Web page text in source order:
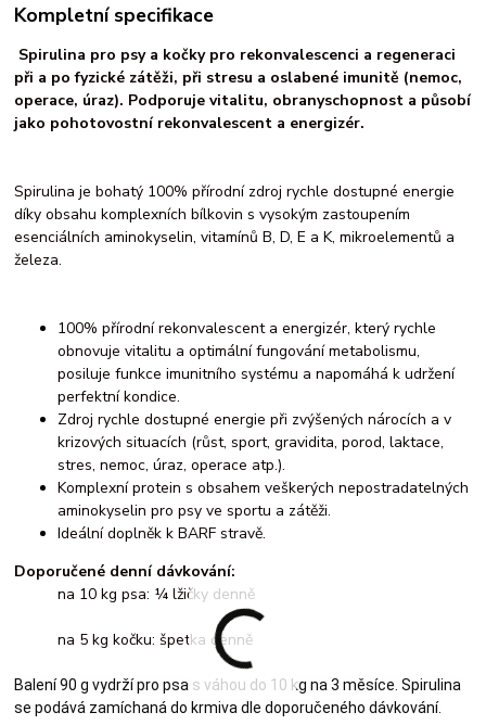
Kompletní specifikace
Spirulina pro psy a kočky pro rekonvalescenci a regeneraci
při a po fyzické zátěži, při stresu a oslabené imunitě (nemoc,
operace, úraz). Podporuje vitalitu, obranyschopnost a působí
jako pohotovostní rekonvalescent a energizér.
Spirulina je bohatý 100% přírodní zdroj rychle dostupné energie
díky obsahu komplexních bílkovin s vysokým zastoupením
esenciálních aminokyselin, vitamínů B, D, E a K, mikroelementů a
železa.
100% přírodní rekonvalescent a energizér, který rychle
obnovuje vitalitu a optimální fungování metabolismu,
posiluje funkce imunitního systému a napomáhá k udržení
perfektní kondice.
Zdroj rychle dostupné energie při zvýšených nárocích a v
krizových situacích (růst, sport, gravidita, porod, laktace,
stres, nemoc, úraz, operace atp.).
Komplexní protein s obsahem veškerých nepostradatelných
aminokyselin pro psy ve sportu a zátěži.
Ideální doplněk k BARF stravě.
Doporučené denní dávkování:
na 10 kg psa: ¼ lžičky denně
na 5 kg kočku: špetka denně
Balení 90 g vydrží pro psa s váhou do 10 kg na 3 měsíce. Spirulina
se podává zamíchaná do krmiva dle doporučeného dávkování.